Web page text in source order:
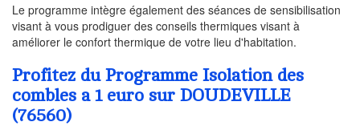
Le programme intègre également des séances de sensibilisation
visant à vous prodiguer des conseils thermiques visant à
améliorer le confort thermique de votre lieu d'habitation.
Profitez du Programme Isolation des
combles a 1 euro sur DOUDEVILLE
(76560)